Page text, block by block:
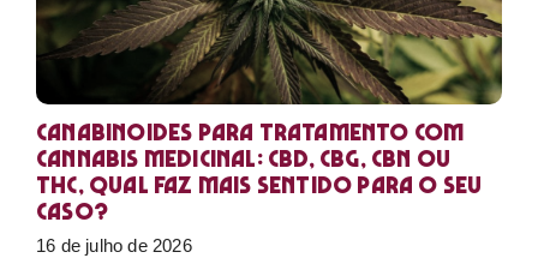
Canabinoides para tratamento com
cannabis medicinal: CBD, CBG, CBN ou
THC, qual faz mais sentido para o seu
caso?
16 de julho de 2026